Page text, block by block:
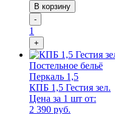
В корзину
-
1
+
Постельное бельё
Перкаль 1,5
КПБ 1,5 Гестия зел.
Цена за 1 шт от:
2 390 руб.